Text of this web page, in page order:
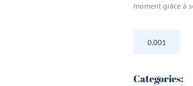
moment grâce à
ROOIBOS
Categories: